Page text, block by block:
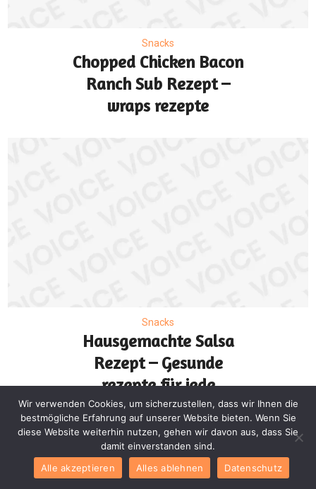
Snacks
Chopped Chicken Bacon
Ranch Sub Rezept –
wraps rezepte
Snacks
Hausgemachte Salsa
Rezept – Gesunde
rezepte für jede
Gelegenheit
Wir verwenden Cookies, um sicherzustellen, dass wir Ihnen die
bestmögliche Erfahrung auf unserer Website bieten. Wenn Sie
diese Website weiterhin nutzen, gehen wir davon aus, dass Sie
damit einverstanden sind.
Alle akzeptieren
Alles ablehnen Datenschutz